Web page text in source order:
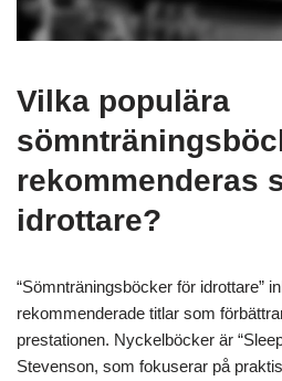
Vilka populära
rekommenderas
idrottare?
“Sömnträningsböcker för idrottare”
rekommenderade titlar som
prestationen. Nyckelböcker är
Stevenson, som fokuserar på